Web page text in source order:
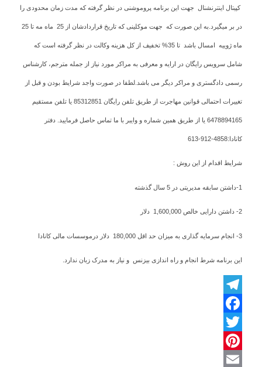
کپیتال اینترنشنال جهت این برنامه پروموشنی در نظر گرفته که مدت زمان محدودی را
در بر میگیرد.به این صورت که جهت موکلینی که تاریخ قراردادشان از 25 ماه مه تا 25
ماه ژوییه امسال باشد تا 35% تخفیف از کل هزینه وکالت در نظر گرفته است که
شامل سرویس رایگان در ارایه و معرفی به مراکر مورد نیاز از جمله مترجم، کارشناس
رسمی دادگستری و مراکر دیگر می باشد.لطفا در صورت واجد شرایط بودن و قبل از
تغییرات احتمالی قوانین مهاجرت از طریق تلفن رایگان 85312851 یا تلفن مستقیم
6478894165 یا از طریق همین شماره و وایبر با ما تماس حاصل فرمایید. دفتر
کانادا:4858-912-613
شرایط اقدام از این روش :
1-داشتن سابقه مدیریتی در 5 سال گذشته
2- داشتن دارایی خالص 1,600,000 دلار
3- انجام سرمایه گذاری به میزان حد اقل 180,000 دلار درموسسات مالی کانادا
این برنامه شرط انجام و راه اندازی بیزنس و نیاز به مدرک زبان ندارد.
Telegram
Facebook
Twitter
Pinterest